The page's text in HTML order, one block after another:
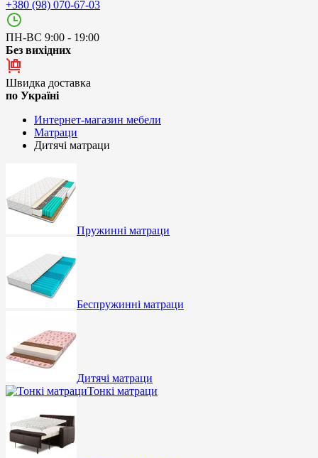
+380 (98) 070-67-03
ПН-ВС 9:00 - 19:00
Без вихідних
Швидка доставка
по Україні
Интернет-магазин мебели
Матраци
Дитячі матраци
Пружинні матраци
Беспружинні матраци
Дитячі матраци
Тонкі матраци